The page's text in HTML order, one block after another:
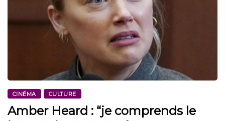
CINÉMA CULTURE
Amber Heard : “je comprends le